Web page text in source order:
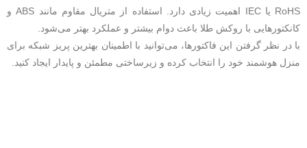
RoHS یا IEC اهمیت زیادی دارد. استفاده از متریال مقاوم مانند ABS و
کانکتورهایی با روکش طلا باعث دوام بیشتر و عملکرد بهتر می‌شود.
با در نظر گرفتن این فاکتورها، می‌توانید با اطمینان بهترین پریز شبکه برای
منزل هوشمند خود را انتخاب کرده و زیرساختی مطمئن و پایدار ایجاد کنید.